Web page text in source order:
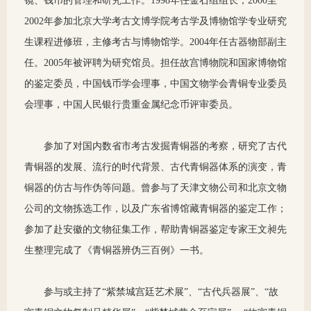
2002年参加北京大学考古文博学院考古学及博物馆学专业研究
生课程进修班，主修考古与博物馆学。2004年任古器物部副主
任。2005年被评聘为研究馆员。担任故宫博物院和国家博物馆
的鉴定委员，中国钱币学会理事，中国文物学会青铜专业委员
会理事，中国人民银行贵重金属纪念币评审委员。
参加了对国内数省市考古发掘青铜器的考察，研究了古代
青铜器的发展、流行的时代背景、古代青铜器体系的演变，青
铜器的仿古与作伪等问题。曾参与了天津文物公司和北京文物
公司的文物拣选工作，以及广东省博馆藏青铜器的鉴定工作；
参加了赴安徽的文物征集工作，帮助青铜器鉴定专家王文昶先
生整理完成了《青铜器辨伪三百例》一书。
参与或主持了“紫禁城宫廷艺术展”、“古代兵器展”、“故